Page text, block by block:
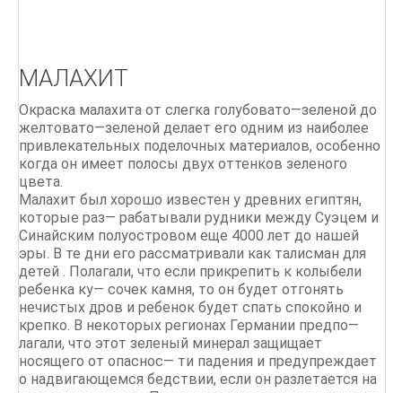
Классические цепи
МАЛАХИТ
Окраска малахита от слегка голубовато—зеленой до
желтовато—зеленой делает его одним из наиболее
привлекательных поделочных материалов, особенно
когда он имеет полосы двух оттенков зеленого
цвета.
Малахит был хорошо известен у древних египтян,
которые раз— рабатывали рудники между Суэцем и
Синайским полуостровом еще 4000 лет до нашей
эры. В те дни его рассматривали как талисман для
детей . Полагали, что если прикрепить к колыбели
ребенка ку— сочек камня, то он будет отгонять
нечистых дров и ребенок будет спать спокойно и
крепко. В некоторых регионах Германии предпо—
лагали, что этот зеленый минерал защищает
носящего от опаснос— ти падения и предупреждает
о надвигающемся бедствии, если он разлетается на